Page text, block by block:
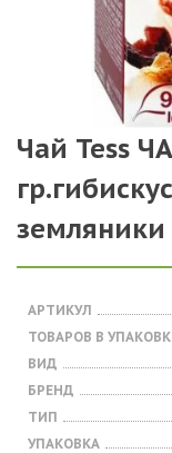
Чай Tess
АРТИКУЛ
ТОВАРОВ В
ВИД
БРЕНД
ТИП
УПАКОВКА